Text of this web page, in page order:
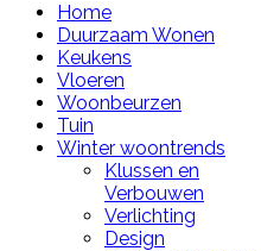
Home
Duurzaam Wonen
Keukens
Vloeren
Woonbeurzen
Tuin
Winter woontrends
Klussen en
Verbouwen
Verlichting
Design